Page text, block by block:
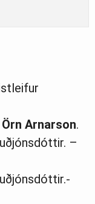
Arnarson.
–